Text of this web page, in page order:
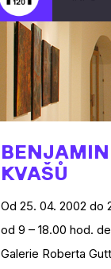
BENJAMIN
KVAŠŮ
Od 25. 04. 2002 do
od 9 – 18.00 hod.
Galerie Roberta